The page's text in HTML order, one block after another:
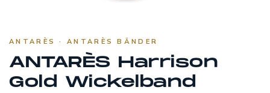
ANTARÈS · ANTARÈS BÄNDER
ANTARÈS Harrison
Gold Wickelband